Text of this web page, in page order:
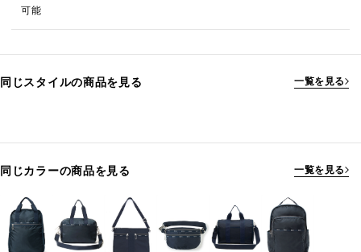
可能
同じスタイルの商品を見る 一覧を見る
同じカラーの商品を見る 一覧を見る